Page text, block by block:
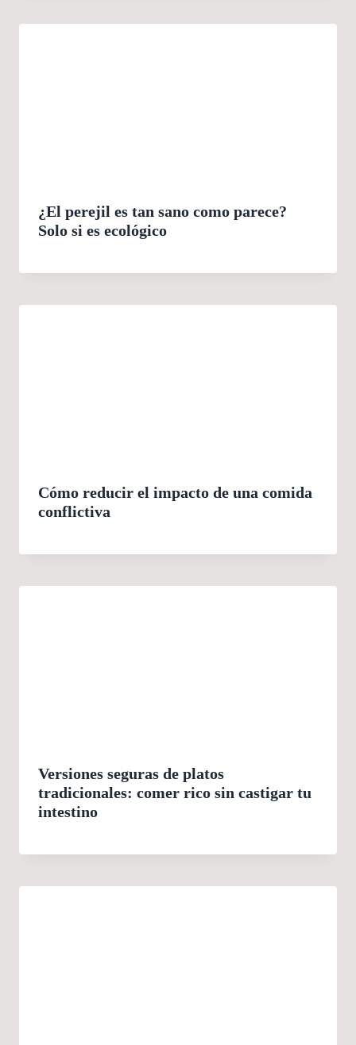
¿El perejil es tan sano como parece?
Solo si es ecológico
Cómo reducir el impacto de una comida
conflictiva
Versiones seguras de platos
tradicionales: comer rico sin castigar tu
intestino